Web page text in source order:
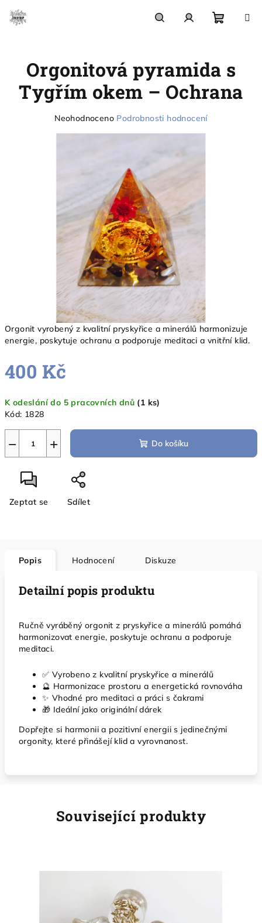
obsah
košík
Orgonit vyrobený z kvalitní pryskyřice a minerálů harmonizuje
energie, poskytuje ochranu a podporuje meditaci a vnitřní klid.
400 Kč
cena:
K odeslání do 5 pracovních dnů (1 ks)
Kód: 1828
+
− Do košíku
Zeptat se Sdílet
Orgonitová pyramida s
Tygřím okem – Ochrana
Průměrné
hvězdiček.
Neohodnoceno Podrobnosti hodnocení
Popis Hodnocení Diskuze
Detailní popis produktu
Ručně vyráběný orgonit z pryskyřice a minerálů pomáhá
harmonizovat energie, poskytuje ochranu a podporuje
meditaci.
✅ Vyrobeno z kvalitní pryskyřice a minerálů
🔮 Harmonizace prostoru a energetická rovnováha
✨ Vhodné pro meditaci a práci s čakrami
🎁 Ideální jako originální dárek
Dopřejte si harmonii a pozitivní energii s jedinečnými
orgonity, které přinášejí klid a vyrovnanost.
Související produkty